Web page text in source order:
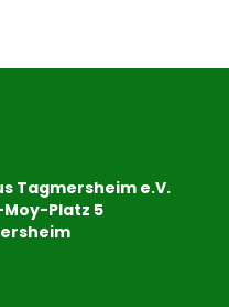
Tagmersheim e.V.
Platz 5